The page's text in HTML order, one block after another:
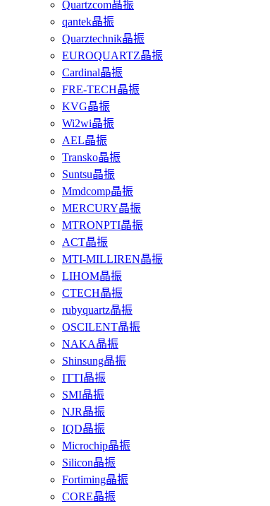
Quartzcom晶振
qantek晶振
Quarztechnik晶振
EUROQUARTZ晶振
Cardinal晶振
FRE-TECH晶振
KVG晶振
Wi2wi晶振
AEL晶振
Transko晶振
Suntsu晶振
Mmdcomp晶振
MERCURY晶振
MTRONPTI晶振
ACT晶振
MTI-MILLIREN晶振
LIHOM晶振
CTECH晶振
rubyquartz晶振
OSCILENT晶振
NAKA晶振
Shinsung晶振
ITTI晶振
SMI晶振
NJR晶振
IQD晶振
Microchip晶振
Silicon晶振
Fortiming晶振
CORE晶振